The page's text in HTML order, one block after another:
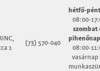
1
(73) 570-040
hétfő-
08:00-
szombat
08:00-
vasárnap